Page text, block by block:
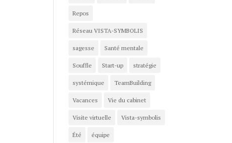
Repos
Réseau VISTA-SYMBOLIS
sagesse Santé mentale
Souffle Start-up stratégie
systémique TeamBuilding
Vacances Vie du cabinet
Visite virtuelle Vista-symbolis
Été équipe